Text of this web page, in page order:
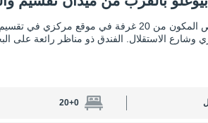
يقع هذا الفندق المرخص المكون من 20 غرفة في موقع مركزي في
الاستقلال. الفندق ذو مناظر رائعة على
20+0